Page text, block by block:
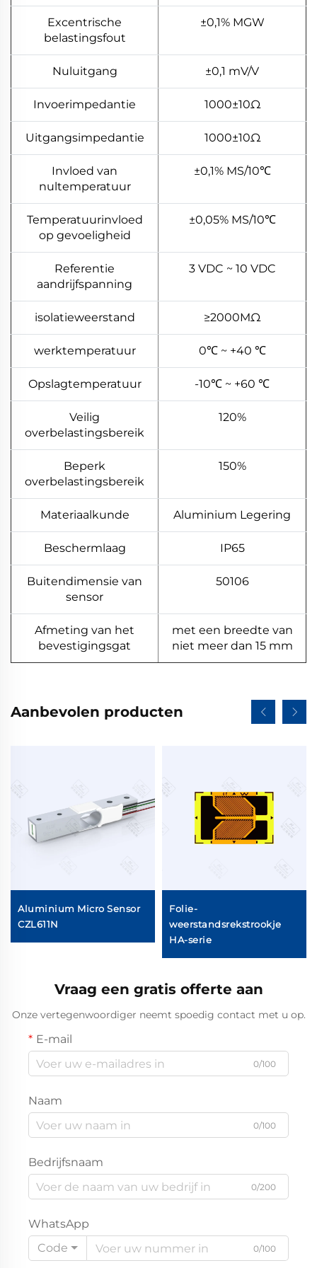
Excentrische
belastingsfout
±0,1% MGW
Nuluitgang ±0,1 mV/V
Invoerimpedantie 1000±10Ω
Uitgangsimpedantie 1000±10Ω
Invloed van
nultemperatuur
±0,1% MS/10℃
Temperatuurinvloed
op gevoeligheid
±0,05% MS/10℃
Referentie
aandrijfspanning
3 VDC ~ 10 VDC
isolatieweerstand ≥2000MΩ
werktemperatuur 0℃ ~ +40 ℃
Opslagtemperatuur -10℃ ~ +60 ℃
Veilig
overbelastingsbereik
120%
Beperk
overbelastingsbereik
150%
Materiaalkunde Aluminium Legering
Beschermlaag IP65
Buitendimensie van
sensor
50106
Afmeting van het
bevestigingsgat
met een breedte van
niet meer dan 15 mm
Aanbevolen producten
Aluminium Micro Sensor
CZL611N
Folie-
weerstandsrekstrookje
HA-serie
Vraag een gratis offerte aan
Onze vertegenwoordiger neemt spoedig contact met u op.
E-mail
0/100
Naam
0/100
Bedrijfsnaam
0/200
WhatsApp
Code
0/100